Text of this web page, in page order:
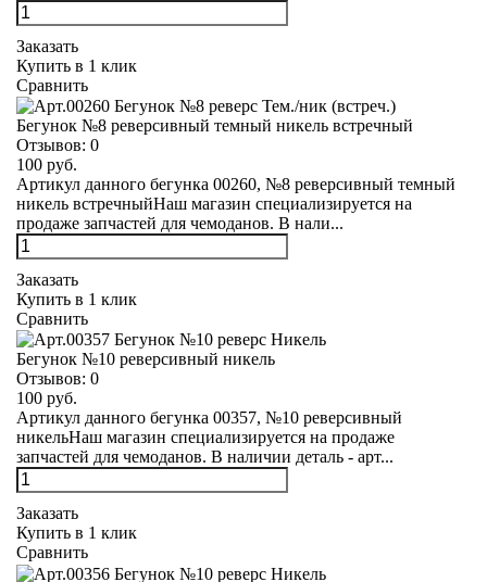
Заказать
Купить в 1 клик
Сравнить
Бегунок №8 реверсивный темный никель встречный
Отзывов: 0
100 руб.
Артикул данного бегунка 00260, №8 реверсивный темный
никель встречныйНаш магазин специализируется на
продаже запчастей для чемоданов. В нали...
Заказать
Купить в 1 клик
Сравнить
Бегунок №10 реверсивный никель
Отзывов: 0
100 руб.
Артикул данного бегунка 00357, №10 реверсивный
никельНаш магазин специализируется на продаже
запчастей для чемоданов. В наличии деталь - арт...
Заказать
Купить в 1 клик
Сравнить